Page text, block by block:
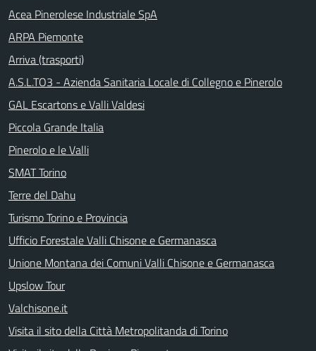
Acea Pinerolese Industriale SpA
ARPA Piemonte
Arriva (trasporti)
A.S.L.TO3 - Azienda Sanitaria Locale di Collegno e Pinerolo
GAL Escartons e Valli Valdesi
Piccola Grande Italia
Pinerolo e le Valli
SMAT Torino
Terre del Dahu
Turismo Torino e Provincia
Ufficio Forestale Valli Chisone e Germanasca
Unione Montana dei Comuni Valli Chisone e Germanasca
Upslow Tour
Valchisone.it
Visita il sito della Città Metropolitanda di Torino